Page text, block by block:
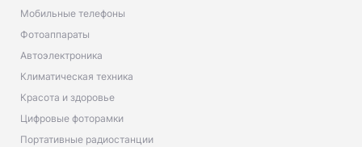
Мобильные телефоны
Фотоаппараты
Автоэлектроника
Климатическая техника
Красота и здоровье
Цифровые фоторамки
Портативные радиостанции